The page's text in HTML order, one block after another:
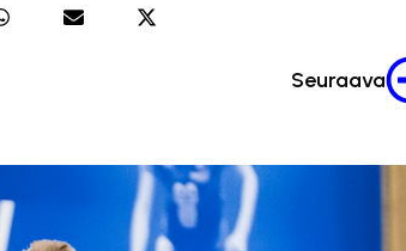
Seuraava